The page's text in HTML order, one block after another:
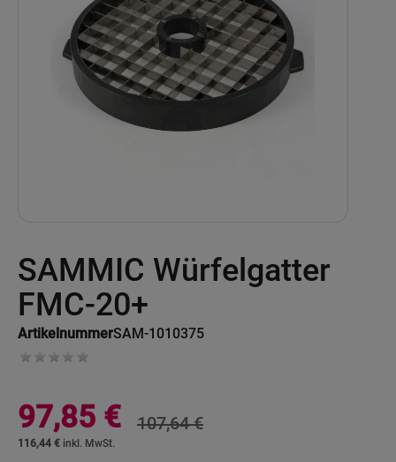
SAMMIC Würfelgatter
FMC-20+
ArtikelnummerSAM-1010375
to
the
beginning
of
images
Sonderangebot
116,44 €
97,85 € 107,64 €